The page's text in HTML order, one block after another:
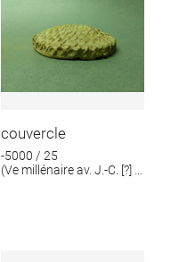
couvercle
-5000 / 25
(Ve millénaire av. J.-C. [?] ;